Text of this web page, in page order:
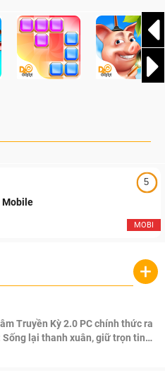
5
MOBI
Mobile
+
Truyền Kỳ 2.0 PC chính thức ra
Sống lại thanh xuân, giữ trọn tinh